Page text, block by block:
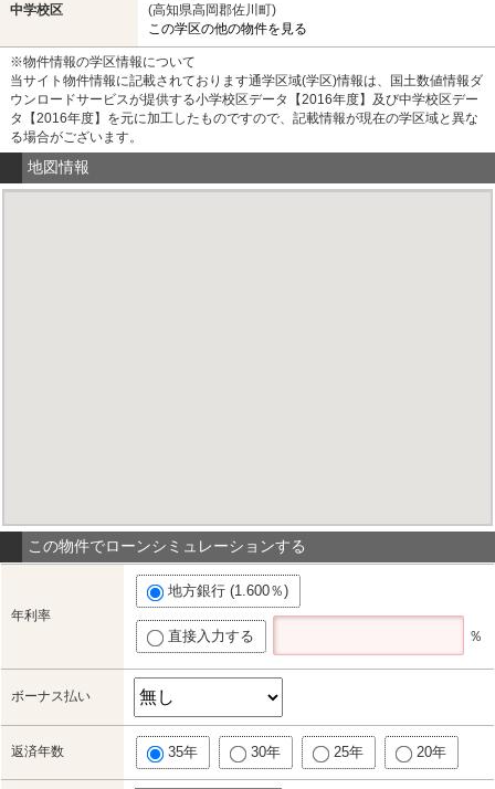
中学校区
(高知県高岡郡佐川町)
この学区の他の物件を見る
※物件情報の学区情報について
当サイト物件情報に記載されております通学区域(学区)情報は、国土数値情報ダ
ウンロードサービスが提供する小学校区データ【2016年度】及び中学校区デー
タ【2016年度】を元に加工したものですので、記載情報が現在の学区域と異な
る場合がございます。
地図情報
この物件でローンシミュレーションする
年利率
地方銀行 (1.600％)
直接入力する ％
ボーナス払い
返済年数 35年 30年 25年 20年